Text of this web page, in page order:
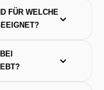
FÜR WELCHE